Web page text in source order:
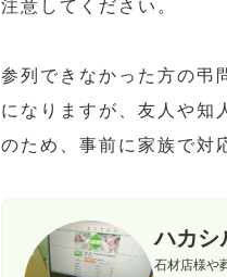
注意してください。
参列できなかった方の弔
になりますが、友人や知
のため、事前に家族で対
ハカシ
石材店様や